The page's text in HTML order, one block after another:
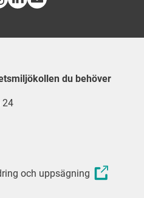
du behöver
24
och uppsägning